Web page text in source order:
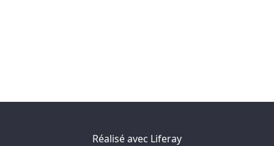
Réalisé avec Liferay